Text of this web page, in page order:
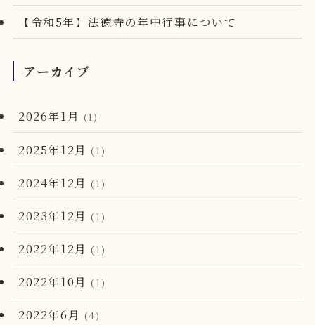
【令和5年】法徳寺の年中行事について
アーカイブ
2026年1月 (1)
2025年12月 (1)
2024年12月 (1)
2023年12月 (1)
2022年12月 (1)
2022年10月 (1)
2022年6月 (4)